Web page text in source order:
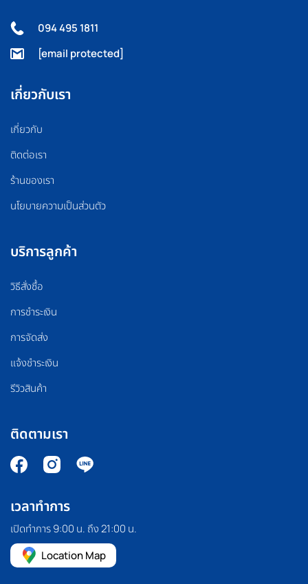
094 495 1811
[email protected]
เกี่ยวกับเรา
เกี่ยวกับ
ติดต่อเรา
ร้านของเรา
นโยบายความเป็นส่วนตัว
บริการลูกค้า
วิธีสั่งซื้อ
การชำระเงิน
การจัดส่ง
แจ้งชำระเงิน
รีวิวสินค้า
ติดตามเรา
เวลาทำการ
เปิดทำการ 9:00 น. ถึง 21:00 น.
Location Map